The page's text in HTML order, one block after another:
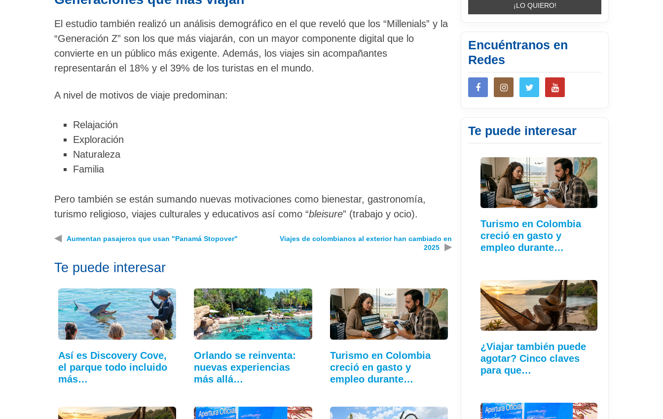
El estudio también realizó un análisis demográfico en el que reveló que los “Millenials” y la
“Generación Z” son los que más viajarán, con un mayor componente digital que lo
convierte en un público más exigente. Además, los viajes sin acompañantes
representarán el 18% y el 39% de los turistas en el mundo.
A nivel de motivos de viaje predominan:
Relajación
Exploración
Naturaleza
Familia
Pero también se están sumando nuevas motivaciones como bienestar, gastronomía,
turismo religioso, viajes culturales y educativos así como “bleisure” (trabajo y ocio).
◀ Aumentan pasajeros que usan "Panamá Stopover"
Viajes de colombianos al exterior han cambiado en
2025
▶
Te puede interesar
Así es Discovery Cove,
el parque todo incluido
más…
Orlando se reinventa:
nuevas experiencias
más allá…
Turismo en Colombia
creció en gasto y
empleo durante…
Encuéntranos en
Redes
Te puede interesar
Turismo en Colombia
creció en gasto y
empleo durante…
¿Viajar también puede
agotar? Cinco claves
para que…